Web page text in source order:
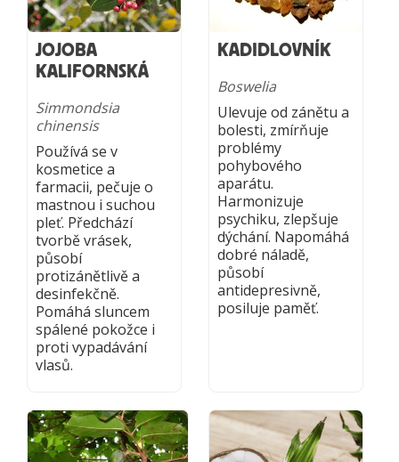
JOJOBA
KALIFORNSKÁ
Simmondsia
chinensis
Používá se v
kosmetice a
farmacii, pečuje o
mastnou i suchou
pleť. Předchází
tvorbě vrásek,
působí
protizánětlivě a
desinfekčně.
Pomáhá sluncem
spálené pokožce i
proti vypadávání
vlasů.
KADIDLOVNÍK
Boswelia
Ulevuje od zánětu a
bolesti, zmírňuje
problémy
pohybového
aparátu.
Harmonizuje
psychiku, zlepšuje
dýchání. Napomáhá
dobré náladě,
působí
antidepresivně,
posiluje paměť.